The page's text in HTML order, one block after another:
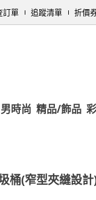
訂單 追蹤清單 折價
男時尚 精品/飾品
桶(窄型夾縫設